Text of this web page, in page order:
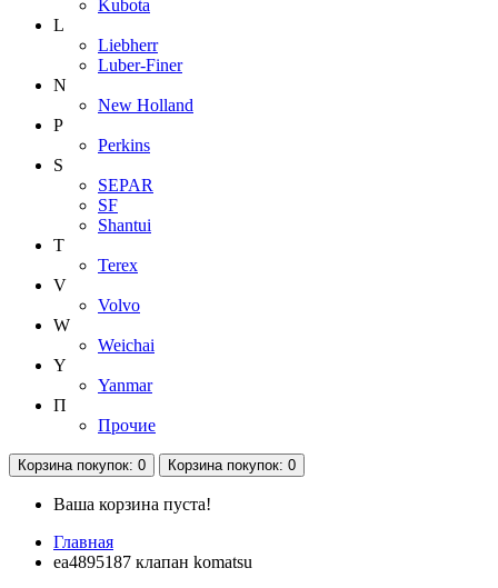
Kubota
L
Liebherr
Luber-Finer
N
New Holland
P
Perkins
S
SEPAR
SF
Shantui
T
Terex
V
Volvo
W
Weichai
Y
Yanmar
П
Прочие
Корзинапокупок: 0 Корзинапокупок: 0
Ваша корзина пуста!
Главная
ea4895187 клапан komatsu